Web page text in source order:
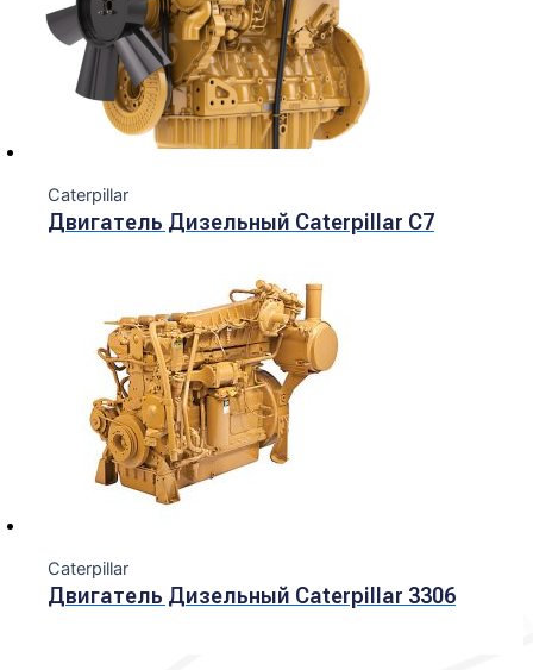
Caterpillar
Двигатель Дизельный Сaterpillar С7
Caterpillar
Двигатель Дизельный Caterpillar 3306